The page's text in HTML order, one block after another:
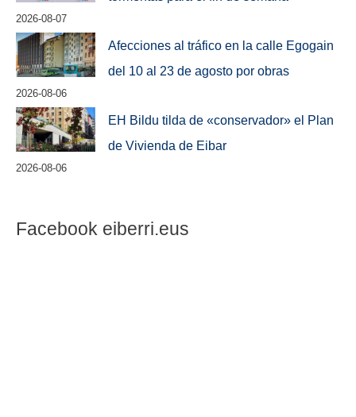
2026-08-07
Afecciones al tráfico en la calle Egogain
del 10 al 23 de agosto por obras
2026-08-06
EH Bildu tilda de «conservador» el Plan
de Vivienda de Eibar
2026-08-06
Facebook eiberri.eus